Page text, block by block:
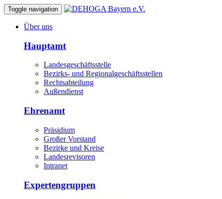
Toggle navigation
Über uns
Hauptamt
Landesgeschäftsstelle
Bezirks- und Regionalgeschäftsstellen
Rechtsabteilung
Außendienst
Ehrenamt
Präsidium
Großer Vorstand
Bezirke und Kreise
Landesrevisoren
Intranet
Expertengruppen